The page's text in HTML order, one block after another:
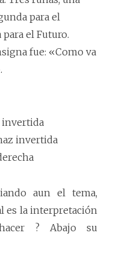
para el
el Futuro.
fue: «Como va
invertida
invertida
aun el tema,
es la interpretación
? Abajo su